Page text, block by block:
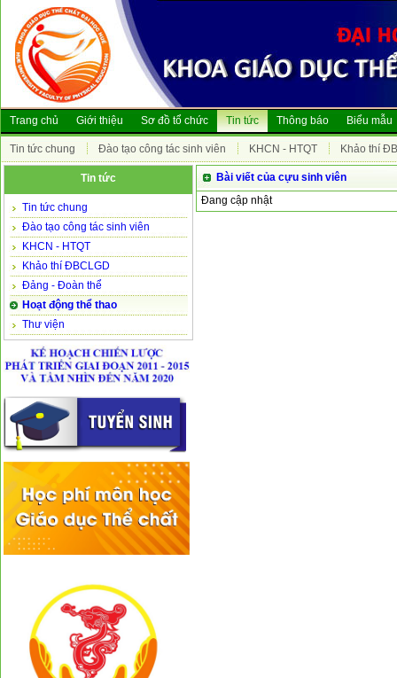
Trang chủ Giới thiệu Sơ đồ tổ chức Tin tức
Tin tức chung Đào tạo công tác sinh viên KHCN - HTQT Khảo thí
Thông báo Biểu mẫu
Tin tức
Tin tức chung
Đào tạo công tác sinh viên
KHCN - HTQT
Khảo thí ĐBCLGD
Đảng - Đoàn thể
Hoạt động thể thao
Thư viện
Bài viết của cựu sinh viên
Đang cập nhật